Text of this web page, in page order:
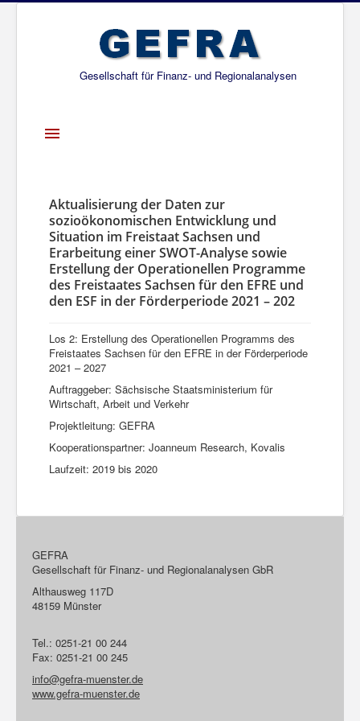
Gesellschaft für Finanz- und Regionalanalysen
Toggle
Über uns
Projekte
Publikationen
Gesellschafter
Aktualisierung der Daten zur
sozioökonomischen Entwicklung und
Situation im Freistaat Sachsen und
Erarbeitung einer SWOT-Analyse sowie
Erstellung der Operationellen Programme
des Freistaates Sachsen für den EFRE und
den ESF in der Förderperiode 2021 – 202
Los 2: Erstellung des Operationellen Programms des
Freistaates Sachsen für den EFRE in der Förderperiode
2021 – 2027
Auftraggeber: Sächsische Staatsministerium für
Wirtschaft, Arbeit und Verkehr
Projektleitung: GEFRA
Kooperationspartner: Joanneum Research, Kovalis
Laufzeit: 2019 bis 2020
GEFRA
Gesellschaft für Finanz- und Regionalanalysen GbR
Althausweg 117D
48159 Münster
Tel.: 0251-21 00 244
Fax: 0251-21 00 245
info@gefra-muenster.de
www.gefra-muenster.de